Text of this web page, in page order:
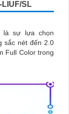
LIUF/SL
là sự lựa chọn
sắc nét đến 2.0